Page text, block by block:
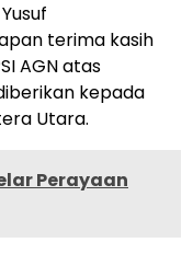
terima kasih
AGN atas
kepada
Utara.
Perayaan